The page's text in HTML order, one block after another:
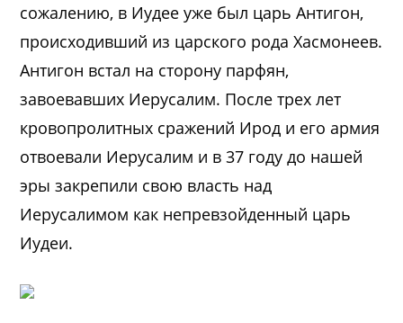
сожалению, в Иудее уже был царь Антигон,
происходивший из царского рода Хасмонеев.
Антигон встал на сторону парфян,
завоевавших Иерусалим. После трех лет
кровопролитных сражений Ирод и его армия
отвоевали Иерусалим и в 37 году до нашей
эры закрепили свою власть над
Иерусалимом как непревзойденный царь
Иудеи.